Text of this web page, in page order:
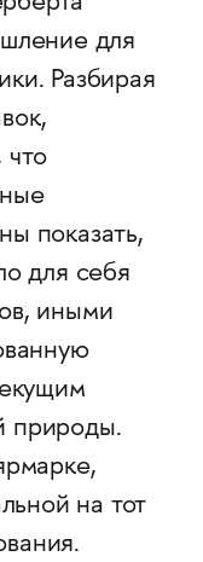
для
Разбирая
показать,
для себя
иными
природы.
на тот